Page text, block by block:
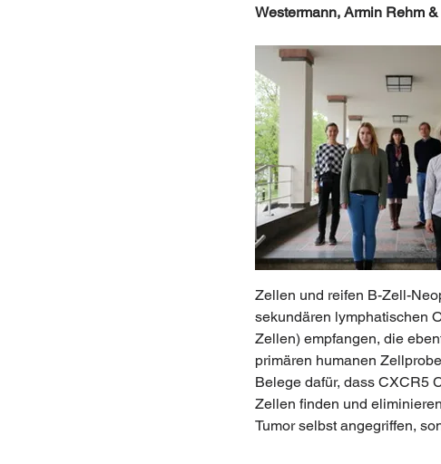
Westermann, Armin Rehm
Zellen und reifen B-Zell-
sekundären lymphatischen
Zellen) empfangen, die
primären humanen
Belege dafür, dass CXCR5
Zellen finden und
Tumor selbst angegriffen,